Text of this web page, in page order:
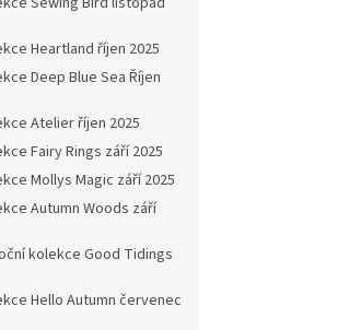
Heartland říjen 2025
Deep Blue Sea Říjen
Atelier říjen 2025
Fairy Rings září 2025
Mollys Magic září 2025
Autumn Woods září
kolekce Good Tidings
Hello Autumn červenec